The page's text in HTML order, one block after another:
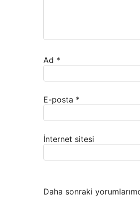
Ad *
E-posta *
İnternet sitesi
Daha sonraki